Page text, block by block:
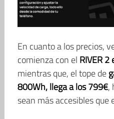
En cuanto a los precios,
comienza con el RIVER
mientras que, el tope de
800Wh, llega a los 799€,
sean más accesibles